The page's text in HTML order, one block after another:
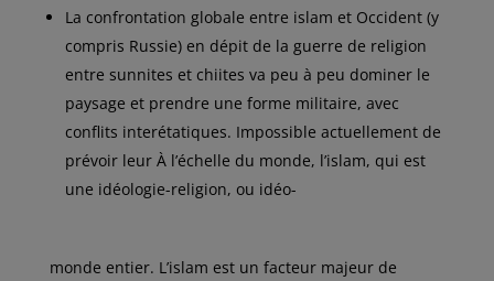
La confrontation globale entre islam et Occident (y
compris Russie) en dépit de la guerre de religion
entre sunnites et chiites va peu à peu dominer le
paysage et prendre une forme militaire, avec
conflits interétatiques. Impossible actuellement de
prévoir leur À l’échelle du monde, l’islam, qui est
une idéologie-religion, ou idéo-
monde entier. L’islam est un facteur majeur de